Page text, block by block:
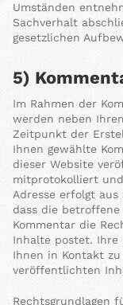
Umständen
Sachverhalt
gesetzlichen
5)
Im Rahmen der
werden neben
Zeitpunkt der
Ihnen gewählte
dieser Website
mitprotokolliert
Adresse erfolgt
dass die betroffene
Kommentar die
Inhalte postet. Ihre
Ihnen in Kontakt
veröffentlichten
Rechtsgrundlagen